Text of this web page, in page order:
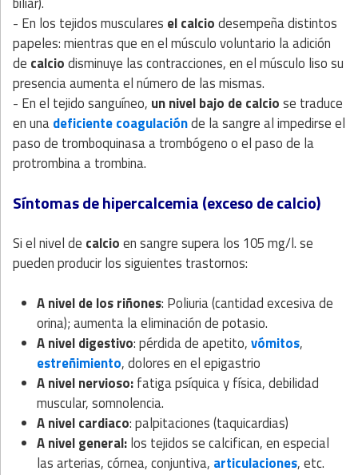
- En los tejidos musculares el calciodesempeña distintos
papeles: mientras que en el músculo voluntario la adición
de calciodisminuye las contracciones, en el músculo liso su
presencia aumenta el número de las mismas.
- En el tejido sanguíneo, un nivel bajo de calciose traduce
en unadeficiente coagulaciónde la sangre al impedirse el
paso de tromboquinasa a trombógeno o el paso de la
protrombina a trombina.
Síntomas de hipercalcemia (exceso de calcio)
Si el nivel de calcioen sangre supera los 105 mg/l. se
pueden producir los siguientes trastornos:
A nivel de los riñones: Poliuria (cantidad excesiva de
orina); aumenta la eliminación de potasio.
A nivel digestivo: pérdida de apetito,vómitos,
estreñimiento, dolores en el epigastrio
A nivel nervioso:fatiga psíquica y física, debilidad
muscular, somnolencia.
A nivel cardiaco: palpitaciones (taquicardias)
A nivel general:los tejidos se calcifican, en especial
las arterias, córnea, conjuntiva, articulaciones, etc.